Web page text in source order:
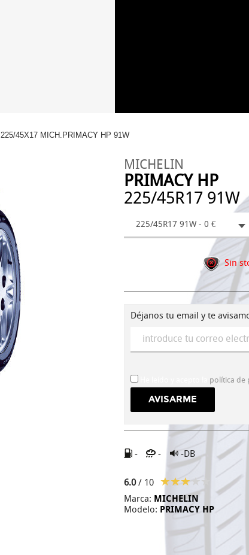
225/45X17 MICH.PRIMACY HP 91W
MICHELIN
PRIMACY HP
225/45R17 91W
225/45R17 91W - 0 €
Sin
Déjanos tu email y te
política de
- - -DB
6.0/ 10
Marca: MICHELIN
Modelo: PRIMACY HP